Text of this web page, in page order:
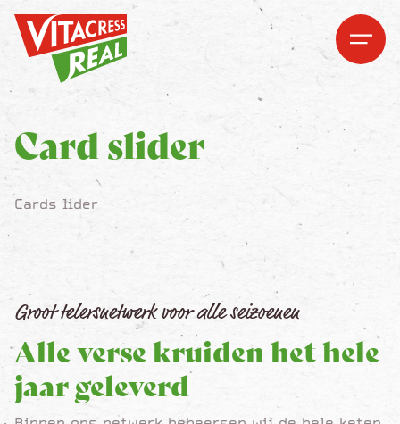
Vitacress Real Open
Vitacress Real Open
Card slider
Cards lider
Groot telersnetwerk voor alle seizoenen
Alle verse kruiden het hele
jaar geleverd